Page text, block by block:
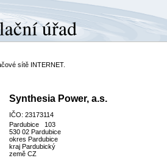
sítě INTERNET.
Synthesia Power, a.s.
IČO: 23173114
Pardubice 103
530 02 Pardubice
okres Pardubice
kraj Pardubický
země CZ